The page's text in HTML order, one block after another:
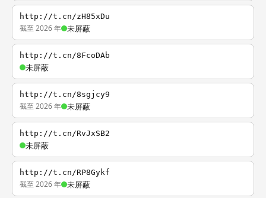
http://t.cn/zH85xDu
截至 2026 年 未屏蔽
http://t.cn/8FcoDAb
未屏蔽
http://t.cn/8sgjcy9
截至 2026 年 未屏蔽
http://t.cn/RvJxSB2
未屏蔽
http://t.cn/RP8Gykf
截至 2026 年 未屏蔽